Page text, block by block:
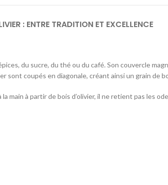
: ENTRE TRADITION ET EXCELLENCE
du sucre, du thé ou du café. Son couvercle
sont coupés en diagonale, créant ainsi un grain de
main à partir de bois d’olivier, il ne retient pas les